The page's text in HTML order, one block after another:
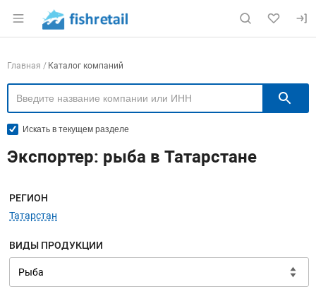
Раздел навигации по сайту fishretail.ru
Навигация по компаниям
Главная Каталог компаний
Искать в текущем разделе
Экспортер: рыба в Татарстане
Меню навигации
РЕГИОН
Татарстан
ВИДЫ ПРОДУКЦИИ